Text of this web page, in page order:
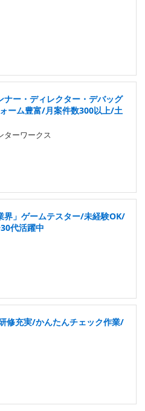
ー・ディレクター・デバッグ
ーム豊富/月案件数300以上/土
ターワークス
界」ゲームテスター/未経験OK/
代活躍中
修充実/かんたんチェック作業/